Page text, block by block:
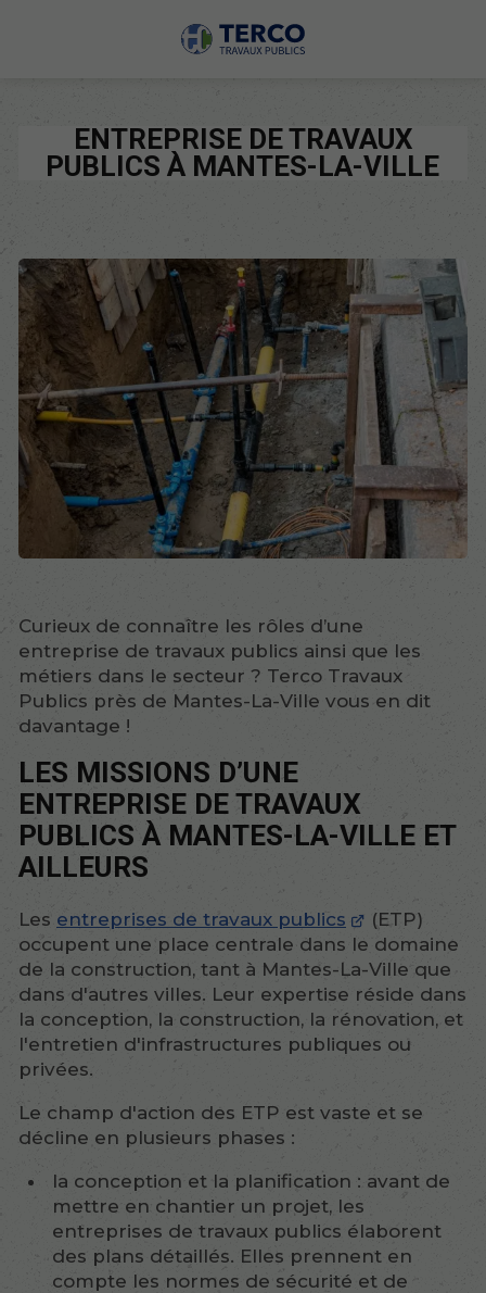
ENTREPRISE DE TRAVAUX
PUBLICS À MANTES-LA-VILLE
Curieux de connaître les rôles d’une
entreprise de travaux publics ainsi que les
métiers dans le secteur ? Terco Travaux
Publics près de Mantes-La-Ville vous en dit
davantage !
LES MISSIONS D’UNE
ENTREPRISE DE TRAVAUX
PUBLICS À MANTES-LA-VILLE ET
AILLEURS
Les entreprises de travaux publics
(ETP)
occupent une place centrale dans le domaine
de la construction, tant à Mantes-La-Ville que
dans d'autres villes. Leur expertise réside dans
la conception, la construction, la rénovation, et
l'entretien d'infrastructures publiques ou
privées.
Le champ d'action des ETP est vaste et se
décline en plusieurs phases :
la conception et la planification : avant de
mettre en chantier un projet, les
entreprises de travaux publics élaborent
des plans détaillés. Elles prennent en
compte les normes de sécurité et de